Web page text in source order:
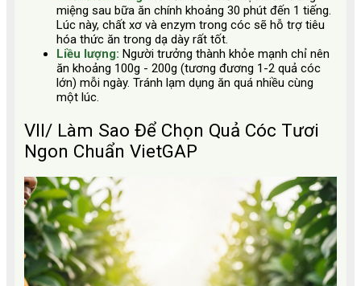
miệng sau bữa ăn chính khoảng 30 phút đến 1 tiếng.
Lúc này, chất xơ và enzym trong cóc sẽ hỗ trợ tiêu
hóa thức ăn trong dạ dày rất tốt.
Liều lượng: Người trưởng thành khỏe mạnh chỉ nên
ăn khoảng 100g - 200g (tương đương 1-2 quả cóc
lớn) mỗi ngày. Tránh lạm dụng ăn quá nhiều cùng
một lúc.
VII/ Làm Sao Để Chọn Quả Cóc Tươi
Ngon Chuẩn VietGAP